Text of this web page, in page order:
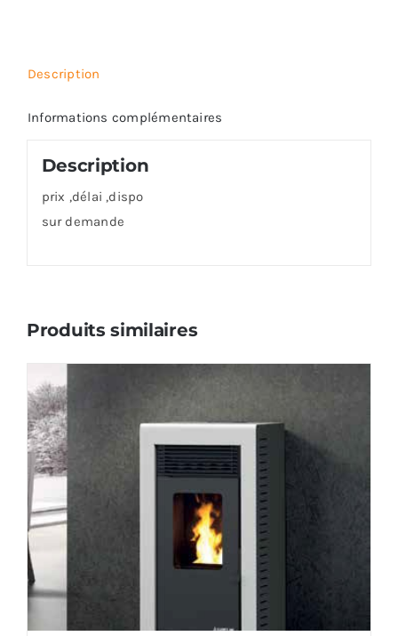
Description
Informations complémentaires
Description
prix ,délai ,dispo
sur demande
Produits similaires